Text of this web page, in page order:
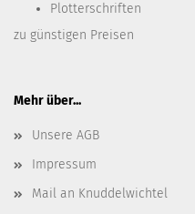
Plotterschriften
zu günstigen Preisen
Mehr über...
Unsere AGB
Impressum
Mail an Knuddelwichtel